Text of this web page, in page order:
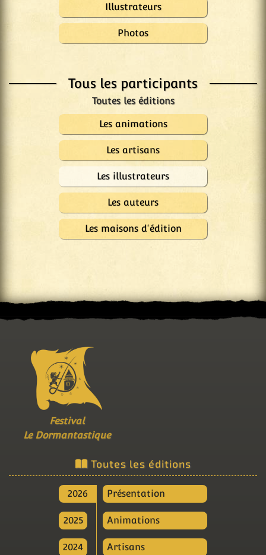
Illustrateurs
Photos
Tous les participants
Les animations
Les artisans
Les illustrateurs
Les auteurs
Les maisons d'édition
Festival
Le Dormantastique
Toutes les éditions
2026
2025
2024
Présentation
Animations
Artisans